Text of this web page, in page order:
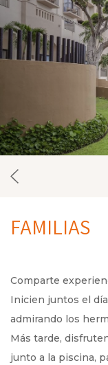
FAMILIAS
Comparte
Inicien juntos el
admirando los
Más tarde,
junto a la piscina,